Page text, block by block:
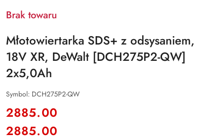
Brak towaru
Młotowiertarka SDS+ z odsysaniem,
18V XR, DeWalt [DCH275P2-QW]
2x5,0Ah
Symbol: DCH275P2-QW
cena:
2885.00
Cena:
2885.00